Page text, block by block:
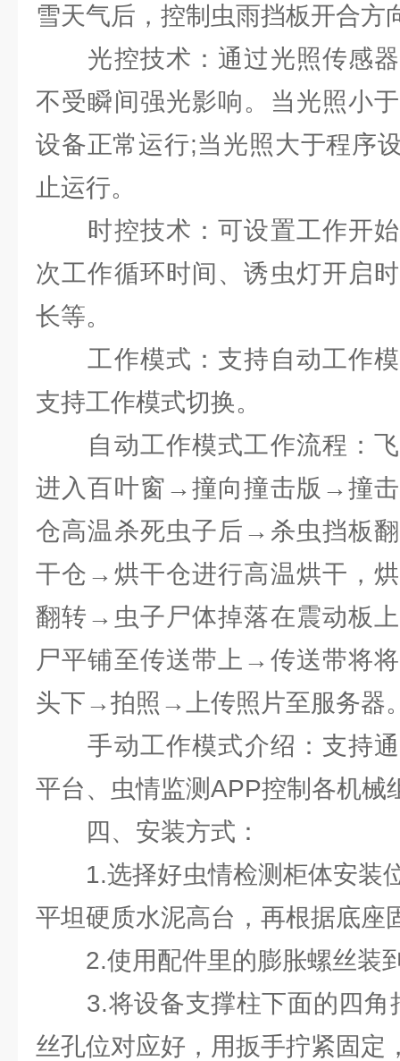
雪天气后，控制虫雨挡板开合方
光控技术：通过光照传感器
不受瞬间强光影响。当光照小
设备正常运行;当光照大于程序
止运行。
时控技术：可设置工作开始
次工作循环时间、诱虫灯开启
长等。
工作模式：支持自动工作模
支持工作模式切换。
自动工作模式工作流程：
进入百叶窗→撞向撞击版→撞
仓高温杀死虫子后→杀虫挡板
干仓→烘干仓进行高温烘干，
翻转→虫子尸体掉落在震动板
尸平铺至传送带上→传送带将
头下→拍照→上传照片至服务器
手动工作模式介绍：支持通
平台、虫情监测APP控制各机械
四、安装方式：
1.选择好虫情检测柜体安装
平坦硬质水泥高台，再根据底座
2.使用配件里的膨胀螺丝装
3.将设备支撑柱下面的四角
丝孔位对应好，用扳手拧紧固定